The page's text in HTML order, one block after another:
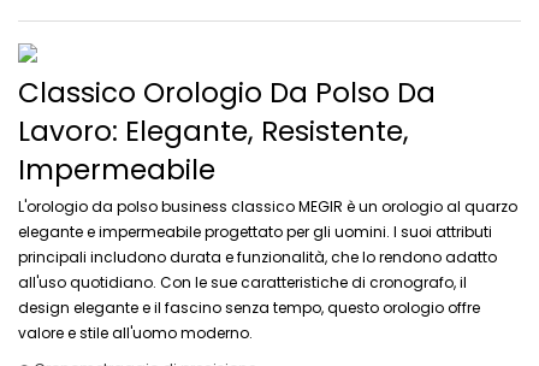
Classico Orologio Da Polso Da
Lavoro: Elegante, Resistente,
Impermeabile
L'orologio da polso business classico MEGIR è un orologio al quarzo
elegante e impermeabile progettato per gli uomini. I suoi attributi
principali includono durata e funzionalità, che lo rendono adatto
all'uso quotidiano. Con le sue caratteristiche di cronografo, il
design elegante e il fascino senza tempo, questo orologio offre
valore e stile all'uomo moderno.